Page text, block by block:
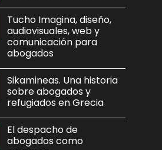
comentarios
en
Legal
Hackathon
III,
Madrid:
todos.
Tucho Imagina, diseño,
audiovisuales, web y
comunicación para
abogados
comentarios
en
Tucho
Imagina,
diseño,
audiovisuales,
web
y
comunicación
Sikamineas. Una historia
sobre abogados y
refugiados en Grecia
comentarios
en
Sikamineas.
El despacho de
abogados como